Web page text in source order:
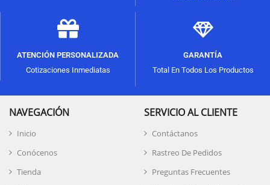
ATENCIÓN PERSONALIZADA
Cotizaciones Inmediatas
GARANTÍA
Total En Todos Los Productos
NAVEGACIÓN
Inicio
Conócenos
Tienda
SERVICIO AL CLIENTE
Contáctanos
Rastreo De Pedidos
Preguntas Frecuentes